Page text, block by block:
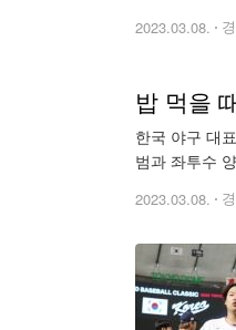
2023.03.08.
밥 먹을
한국 야구 대
범과 좌투수
2023.03.08.